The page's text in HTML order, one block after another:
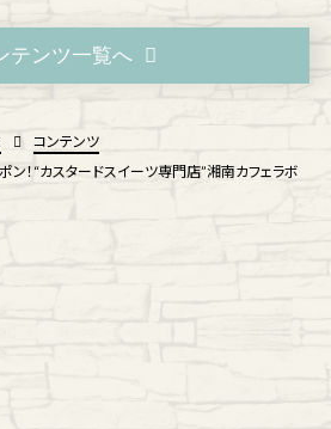
テンツ一覧へ
コンテンツ
！“カスタードスイーツ専門店”湘南カフェラボ